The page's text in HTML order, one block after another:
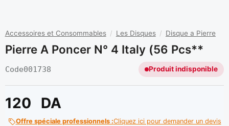
Accessoires et Consommables / Les Disques / Disque a Pierre
Pierre A Poncer N° 4 Italy (56 Pcs**
Code001738 Produit indisponible
120 DA
Offre spéciale professionnels :Cliquez ici pour demander un devis